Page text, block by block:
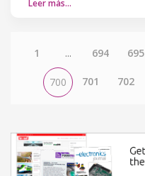
Leer más…
1 ... 694 695
700 701 702